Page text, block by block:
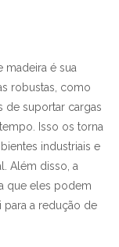
madeira é sua
robustas, como
de suportar cargas
Isso os torna
industriais e
Além disso, a
que eles podem
para a redução de